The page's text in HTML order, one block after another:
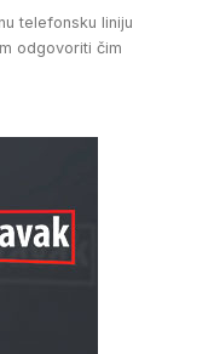
telefonsku liniju
odgovoriti čim